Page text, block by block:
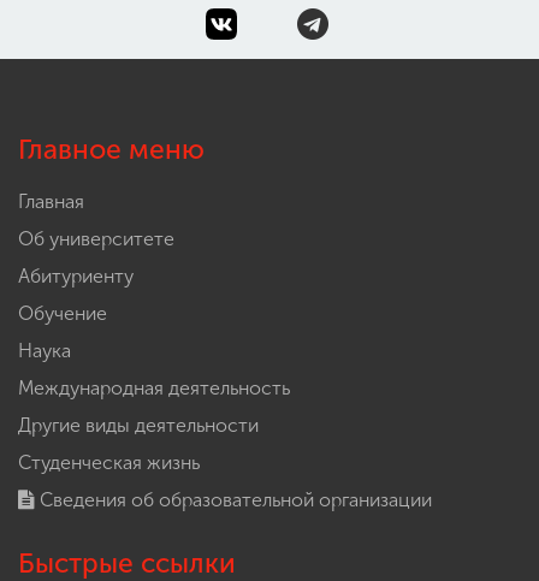
Главное меню
Главная
Об университете
Абитуриенту
Обучение
Наука
Международная деятельность
Другие виды деятельности
Студенческая жизнь
Сведения об образовательной организации
Быстрые ссылки